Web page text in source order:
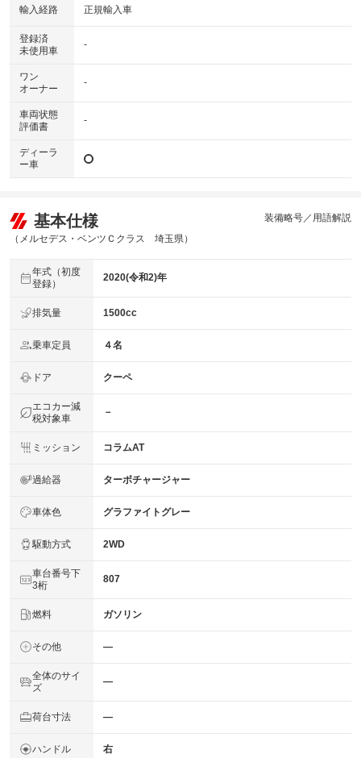
輸入経路 正規輸入車
登録済
未使用車
-
ワン
オーナー
-
車両状態
評価書
-
ディーラ
ー車
基本仕様
（メルセデス・ベンツＣクラス 埼玉県）
装備略号／用語解説
年式（初度
登録）
2020(令和2)年
排気量 1500cc
乗車定員 ４名
ドア クーペ
エコカー減
税対象車
－
ミッション コラムAT
過給器 ターボチャージャー
車体色 グラファイトグレー
駆動方式 2WD
車台番号下
3桁
807
燃料 ガソリン
その他 ―
全体のサイ
ズ
―
荷台寸法 ―
ハンドル 右